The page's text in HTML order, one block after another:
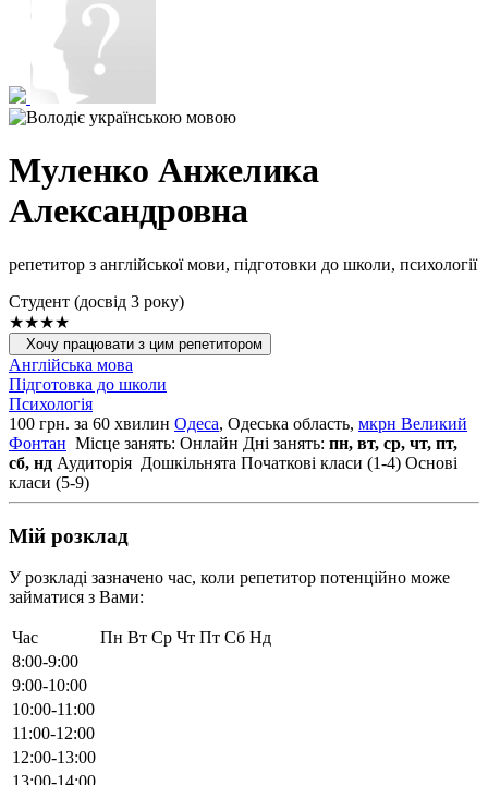
Муленко Анжелика
Александровна
репетитор з англійської мови, підготовки до школи, психології
Cтудент (досвід 3 року)
★★★★
Хочу працювати з цим репетитором
Англійська мова
Підготовка до школи
Психологія
100 грн. за 60 хвилин Одеса, Одеська область, мкрн Великий
Фонтан Місце занять: Онлайн Дні занять: пн, вт, ср, чт, пт,
сб, нд Аудиторія Дошкільнята Початкові класи (1-4) Основі
класи (5-9)
Мій розклад
У розкладі зазначено час, коли репетитор потенційно може
займатися з Вами:
Час Пн Вт Ср Чт Пт Сб Нд
8:00-9:00
9:00-10:00
10:00-11:00
11:00-12:00
12:00-13:00